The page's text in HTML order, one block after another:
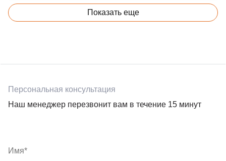
Показать еще
Персональная консультация
Наш менеджер перезвонит вам в течение 15 минут